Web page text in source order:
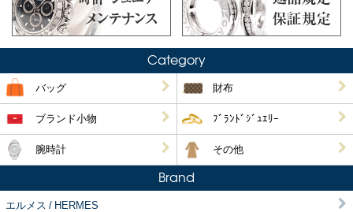
Category
バッグ 財布
ブランド小物 ﾌﾞﾗﾝﾄﾞｼﾞｭｴﾘｰ
腕時計 その他
Brand
エルメス / HERMES